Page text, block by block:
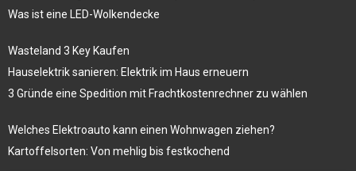
Was ist eine LED-Wolkendecke
Wasteland 3 Key Kaufen
Hauselektrik sanieren: Elektrik im Haus erneuern
3 Gründe eine Spedition mit Frachtkostenrechner zu wählen
Welches Elektroauto kann einen Wohnwagen ziehen?
Kartoffelsorten: Von mehlig bis festkochend